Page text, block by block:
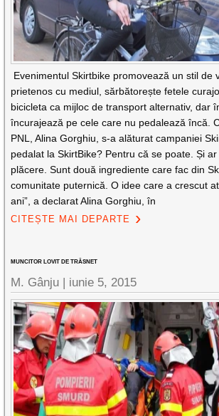
Evenimentul Skirtbike promovează un stil de
prietenos cu mediul, sărbătorește fetele
bicicleta ca mijloc de transport alternativ, dar
încurajează pe cele care nu pedalează încă.
PNL, Alina Gorghiu, s-a alăturat campaniei
pedalat la SkirtBike? Pentru că se poate. Și
plăcere. Sunt două ingrediente care fac din
comunitate puternică. O idee care a crescut
ani”, a declarat Alina Gorghiu, în
CITEȘTE MAI DEPARTE
MUNCITOR LOVIT DE TRĂSNET
M. Gânju | iunie 5, 2015